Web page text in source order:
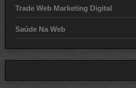
Trade Web Marketing Digital
Saúde Na Web